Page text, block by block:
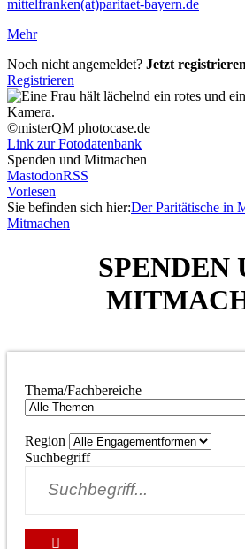
mittelfranken(at)paritaet-bayern.de
Mehr
Noch nicht angemeldet? Jetzt
Registrieren
©misterQM photocase.de
Link zur Fotodatenbank
Spenden und Mitmachen
MastodonRSS
Vorlesen
Sie befinden sich hier:Der Paritätische in
Mitmachen
SPENDEN
Thema/Fachbereiche
Region
Suchbegriff